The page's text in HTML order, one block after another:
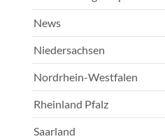
News
Niedersachsen
Nordrhein-Westfalen
Rheinland Pfalz
Saarland